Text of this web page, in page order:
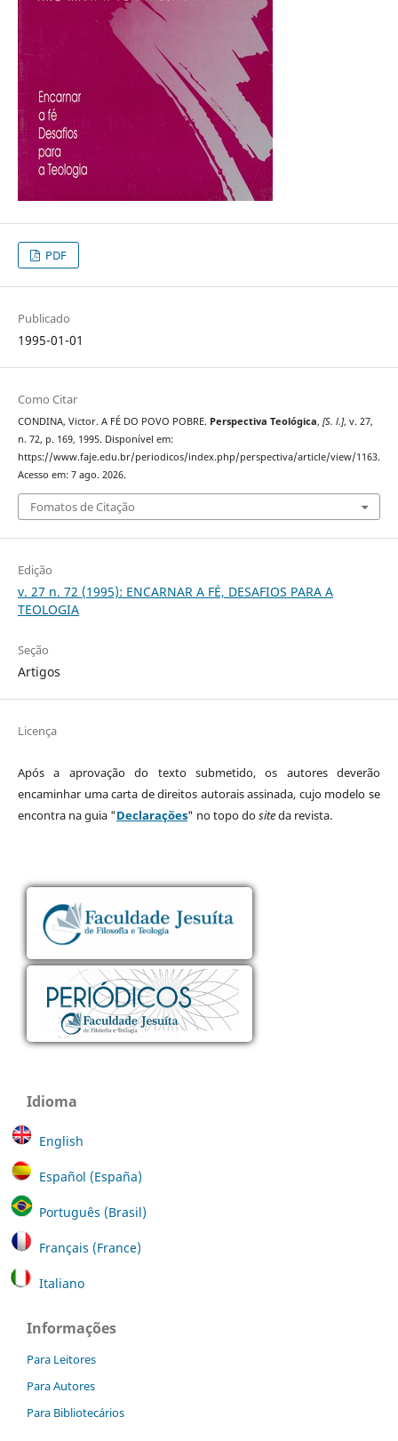
PDF
Publicado
1995-01-01
Como Citar
CONDINA, Victor. A FÉ DO POVO POBRE. Perspectiva Teológica, [S. l.], v. 27,
n. 72, p. 169, 1995. Disponível em:
https://www.faje.edu.br/periodicos/index.php/perspectiva/article/view/1163.
Acesso em: 7 ago. 2026.
Fomatos de Citação
Edição
v. 27 n. 72 (1995): ENCARNAR A FÉ, DESAFIOS PARA A
TEOLOGIA
Seção
Artigos
Licença
Após a aprovação do texto submetido, os autores deverão
encaminhar uma carta de direitos autorais assinada, cujo modelo se
encontra na guia "Declarações" no topo dositeda revista.
Idioma
English
Español (España)
Português (Brasil)
Français (France)
Italiano
Informações
Para Leitores
Para Autores
Para Bibliotecários